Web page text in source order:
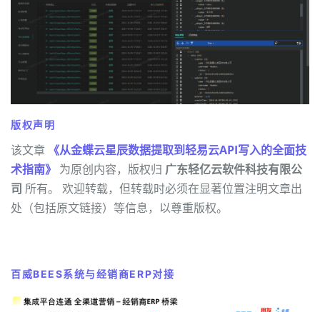
版权声明
该文章 《从金蝶云星辰数据提取到轻易云API写入的全面技
术指南》 为原创内容，版权归 广东轻亿云软件科技有限公
司 所有。 欢迎转载，但转载时必须在显著位置注明文章出
处（包括原文链接）等信息，以尊重版权。
百威BEES系统与经销商ERP对接